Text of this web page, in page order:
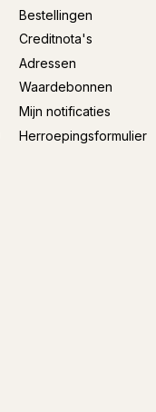
Bestellingen
Creditnota's
Adressen
Waardebonnen
Mijn notificaties
Herroepingsformulier